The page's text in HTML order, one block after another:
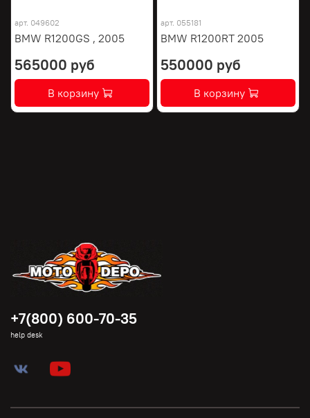
арт. 049602
BMW R1200GS , 2005
565000 руб
В корзину
арт. 055181
BMW R1200RT 2005
550000 руб
В корзину
+7(800) 600-70-35
help desk